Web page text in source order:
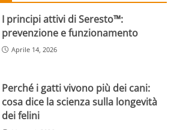
I principi attivi di Seresto™:
prevenzione e funzionamento
Aprile 14, 2026
Perché i gatti vivono più dei cani:
cosa dice la scienza sulla longevità
dei felini